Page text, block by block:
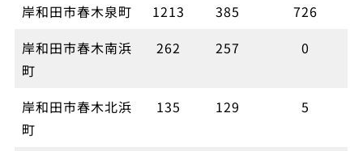
岸和田市春木泉町
1213 385
726
岸和田市春木南浜
町
262 257 0
岸和田市春木北浜
町
135 129 5